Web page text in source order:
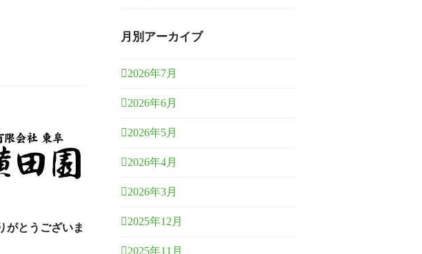
がとうございま
月別アーカイブ
2026年7月
2026年6月
2026年5月
2026年4月
2026年3月
2025年12月
2025年11月